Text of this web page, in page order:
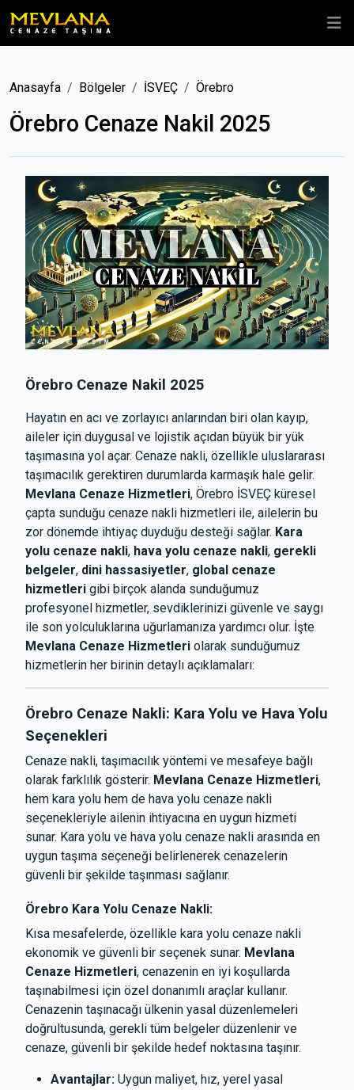
Anasayfa Bölgeler İSVEÇ Örebro
Örebro Cenaze Nakil 2025
Örebro Cenaze Nakil 2025
Hayatın en acı ve zorlayıcı anlarından biri olan kayıp,
aileler için duygusal ve lojistik açıdan büyük bir yük
taşımasına yol açar. Cenaze nakli, özellikle uluslararası
taşımacılık gerektiren durumlarda karmaşık hale gelir.
Mevlana Cenaze Hizmetleri, Örebro İSVEÇ küresel
çapta sunduğu cenaze nakli hizmetleri ile, ailelerin bu
zor dönemde ihtiyaç duyduğu desteği sağlar. Kara
yolu cenaze nakli, hava yolu cenaze nakli, gerekli
belgeler, dini hassasiyetler, global cenaze
hizmetleri gibi birçok alanda sunduğumuz
profesyonel hizmetler, sevdiklerinizi güvenle ve saygı
ile son yolculuklarına uğurlamanıza yardımcı olur. İşte
Mevlana Cenaze Hizmetleri olarak sunduğumuz
hizmetlerin her birinin detaylı açıklamaları:
Örebro Cenaze Nakli: Kara Yolu ve Hava Yolu
Seçenekleri
Cenaze nakli, taşımacılık yöntemi ve mesafeye bağlı
olarak farklılık gösterir. Mevlana Cenaze Hizmetleri,
hem kara yolu hem de hava yolu cenaze nakli
seçenekleriyle ailenin ihtiyacına en uygun hizmeti
sunar. Kara yolu ve hava yolu cenaze nakli arasında en
uygun taşıma seçeneği belirlenerek cenazelerin
güvenli bir şekilde taşınması sağlanır.
Örebro Kara Yolu Cenaze Nakli:
Kısa mesafelerde, özellikle kara yolu cenaze nakli
ekonomik ve güvenli bir seçenek sunar. Mevlana
Cenaze Hizmetleri, cenazenin en iyi koşullarda
taşınabilmesi için özel donanımlı araçlar kullanır.
Cenazenin taşınacağı ülkenin yasal düzenlemeleri
doğrultusunda, gerekli tüm belgeler düzenlenir ve
cenaze, güvenli bir şekilde hedef noktasına taşınır.
Avantajlar: Uygun maliyet, hız, yerel yasal